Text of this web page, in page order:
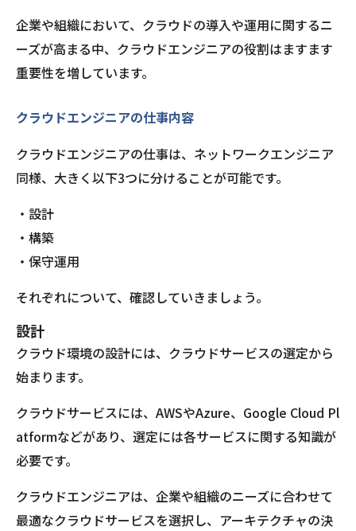
企業や組織において、クラウドの導入や運用に関するニ
ーズが高まる中、クラウドエンジニアの役割はますます
重要性を増しています。
クラウドエンジニアの仕事内容
クラウドエンジニアの仕事は、ネットワークエンジニア
同様、大きく以下3つに分けることが可能です。
・設計
・構築
・保守運用
それぞれについて、確認していきましょう。
設計
クラウド環境の設計には、クラウドサービスの選定から
始まります。
クラウドサービスには、AWSやAzure、Google Cloud Pl
atformなどがあり、選定には各サービスに関する知識が
必要です。
クラウドエンジニアは、企業や組織のニーズに合わせて
最適なクラウドサービスを選択し、アーキテクチャの決